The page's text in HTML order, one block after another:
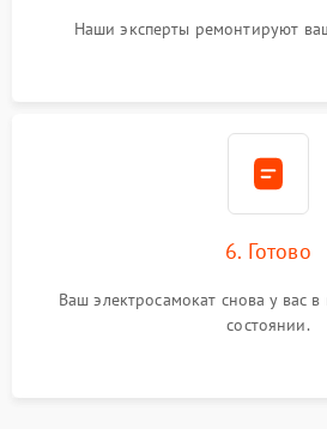
Наши эксперты ремонтируют
6. Готово
Ваш электросамокат снова у вас
состоянии.